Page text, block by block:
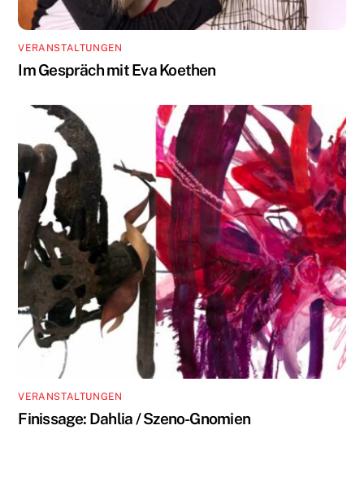
VERANSTALTUNGEN
Im Gespräch mit Eva Koethen
VERANSTALTUNGEN
Finissage: Dahlia / Szeno-Gnomien